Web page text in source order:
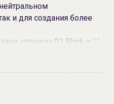
и для создания более
оттенках 01 Black и 02